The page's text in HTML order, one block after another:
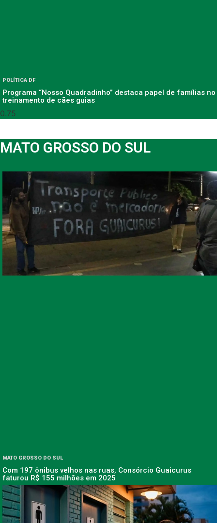
POLÍTICA DF
Programa “Nosso Quadradinho” destaca papel de famílias no
treinamento de cães guias
MATO GROSSO DO SUL
MATO GROSSO DO SUL
Com 197 ônibus velhos nas ruas, Consórcio Guaicurus
faturou R$ 155 milhões em 2025